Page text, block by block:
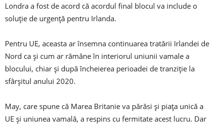
Londra a fost de acord că acordul final blocul va include o
soluție de urgență pentru Irlanda.
Pentru UE, aceasta ar însemna continuarea tratării Irlandei de
Nord ca și cum ar rămâne în interiorul uniunii vamale a
blocului, chiar și după încheierea perioadei de tranziție la
sfârșitul anului 2020.
May, care spune că Marea Britanie va părăsi și piața unică a
UE și uniunea vamală, a respins cu fermitate acest lucru. Dar